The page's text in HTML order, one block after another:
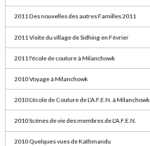
2011 Des nouvelles des autres Familles 2011
2011 Visite du village de Sidhing en Février
2011 l'école de couture à Milanchowk
2010 Voyage à Milanchowk
2010 L'école de Couture de L'A.F.E.N. à Milanchowk
2010 Scènes de vie des membres de L'A.F.E.N.
2010 Quelques vues de Kathmandu